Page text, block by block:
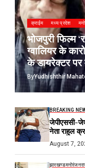
क्राईम मध्य प्रदेश
भोजपुरी फिल्म
ग्वालियर के
के डायरेक्टर पर
ByYudhishthir
BREAKING
जेपीएससी-
नेता राहुल
August 7,
झारखण्डमनोरंजन